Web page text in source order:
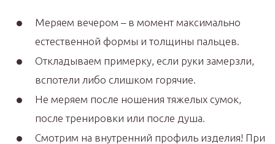
Меряем вечером – в момент максимально
естественной формы и толщины пальцев.
Откладываем примерку, если руки замерзли,
вспотели либо слишком горячие.
Не меряем после ношения тяжелых сумок,
после тренировки или после душа.
Смотрим на внутренний профиль изделия! При